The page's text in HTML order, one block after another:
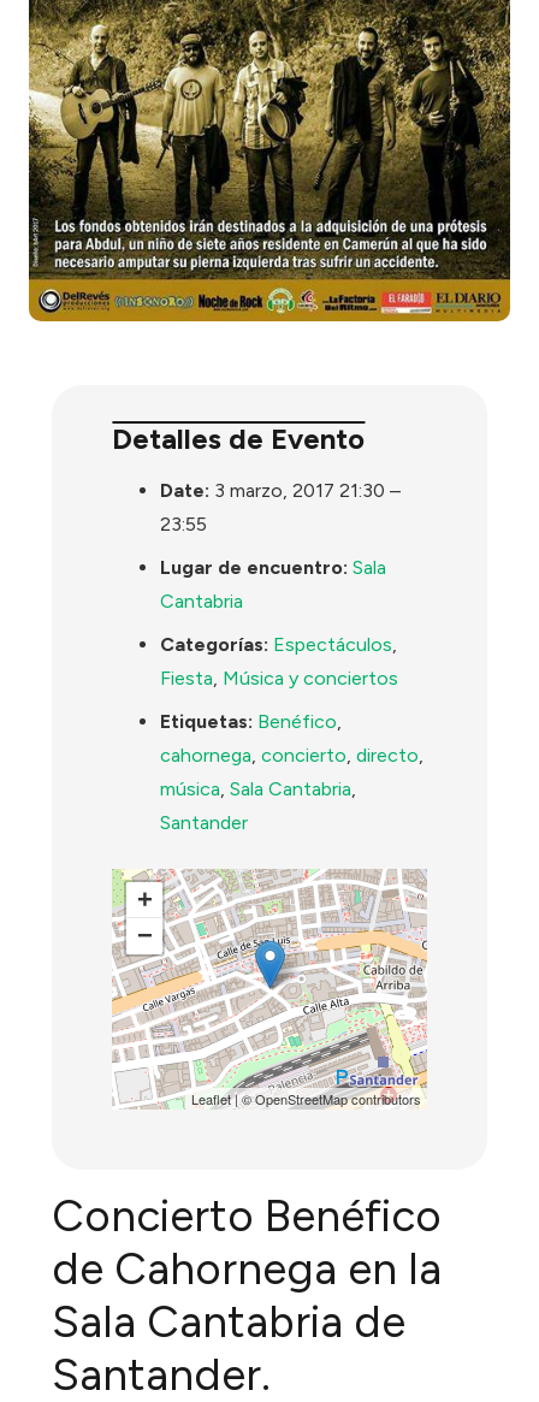
Detalles de Evento
Date: 3 marzo, 2017 21:30 –
23:55
Lugar de encuentro: Sala
Cantabria
Categorías: Espectáculos
Fiesta Música y conciertos
Etiquetas: Benéfico
cahornega ,concierto ,directo
música ,Sala Cantabria
Santander
+
−
Leaflet| ©OpenStreetMapcontributors
Concierto Benéfico
de Cahornega en la
Sala Cantabria de
Santander.